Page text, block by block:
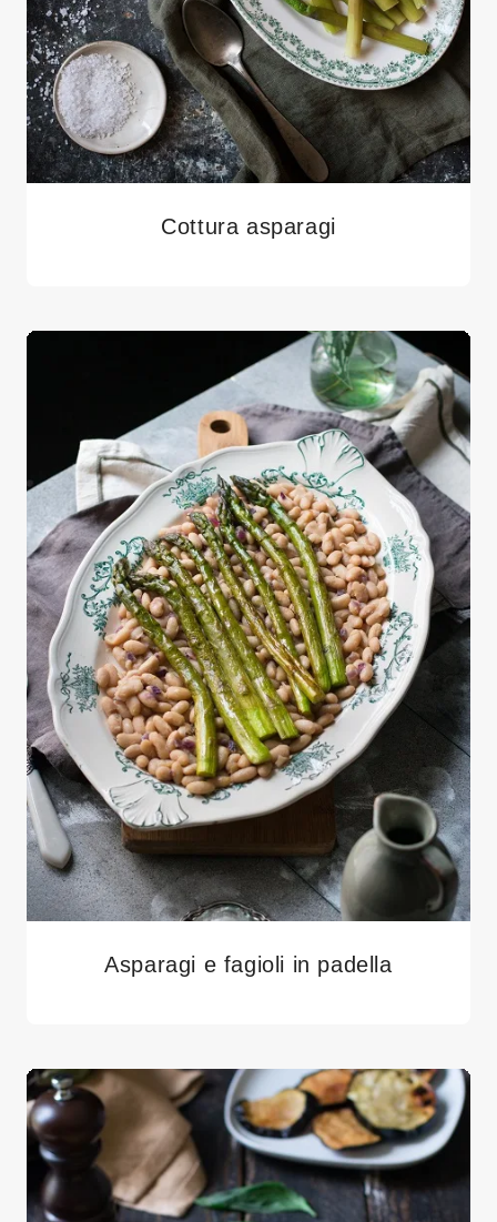
Cottura asparagi
Asparagi e fagioli in padella